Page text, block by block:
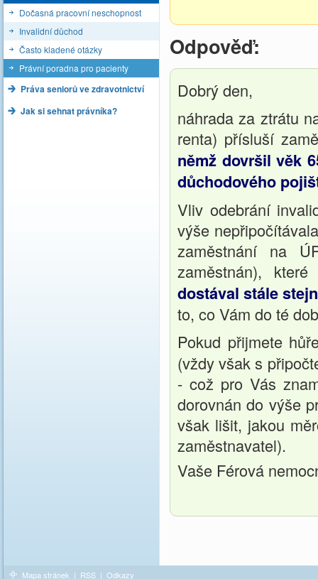
Dočasná pracovní neschopnost
Invalidní důchod
Často kladené otázky
Právní poradna pro pacienty
Práva seniorů ve zdravotnictví
Jak si sehnat právníka?
Odpověď:
Dobrý den,
náhrada za ztrátu
renta) přísluší
němž dovršil věk
důchodového
Vliv odebrání
výše
zaměstnání na
zaměstnán),
dostával stále
to, co Vám do té
Pokud přijmete
(vždy však s
- což pro Vás
dorovnán do výše
však lišit, jakou
zaměstnavatel).
Vaše Férová
Mapa stránek | RSS | Odkazy